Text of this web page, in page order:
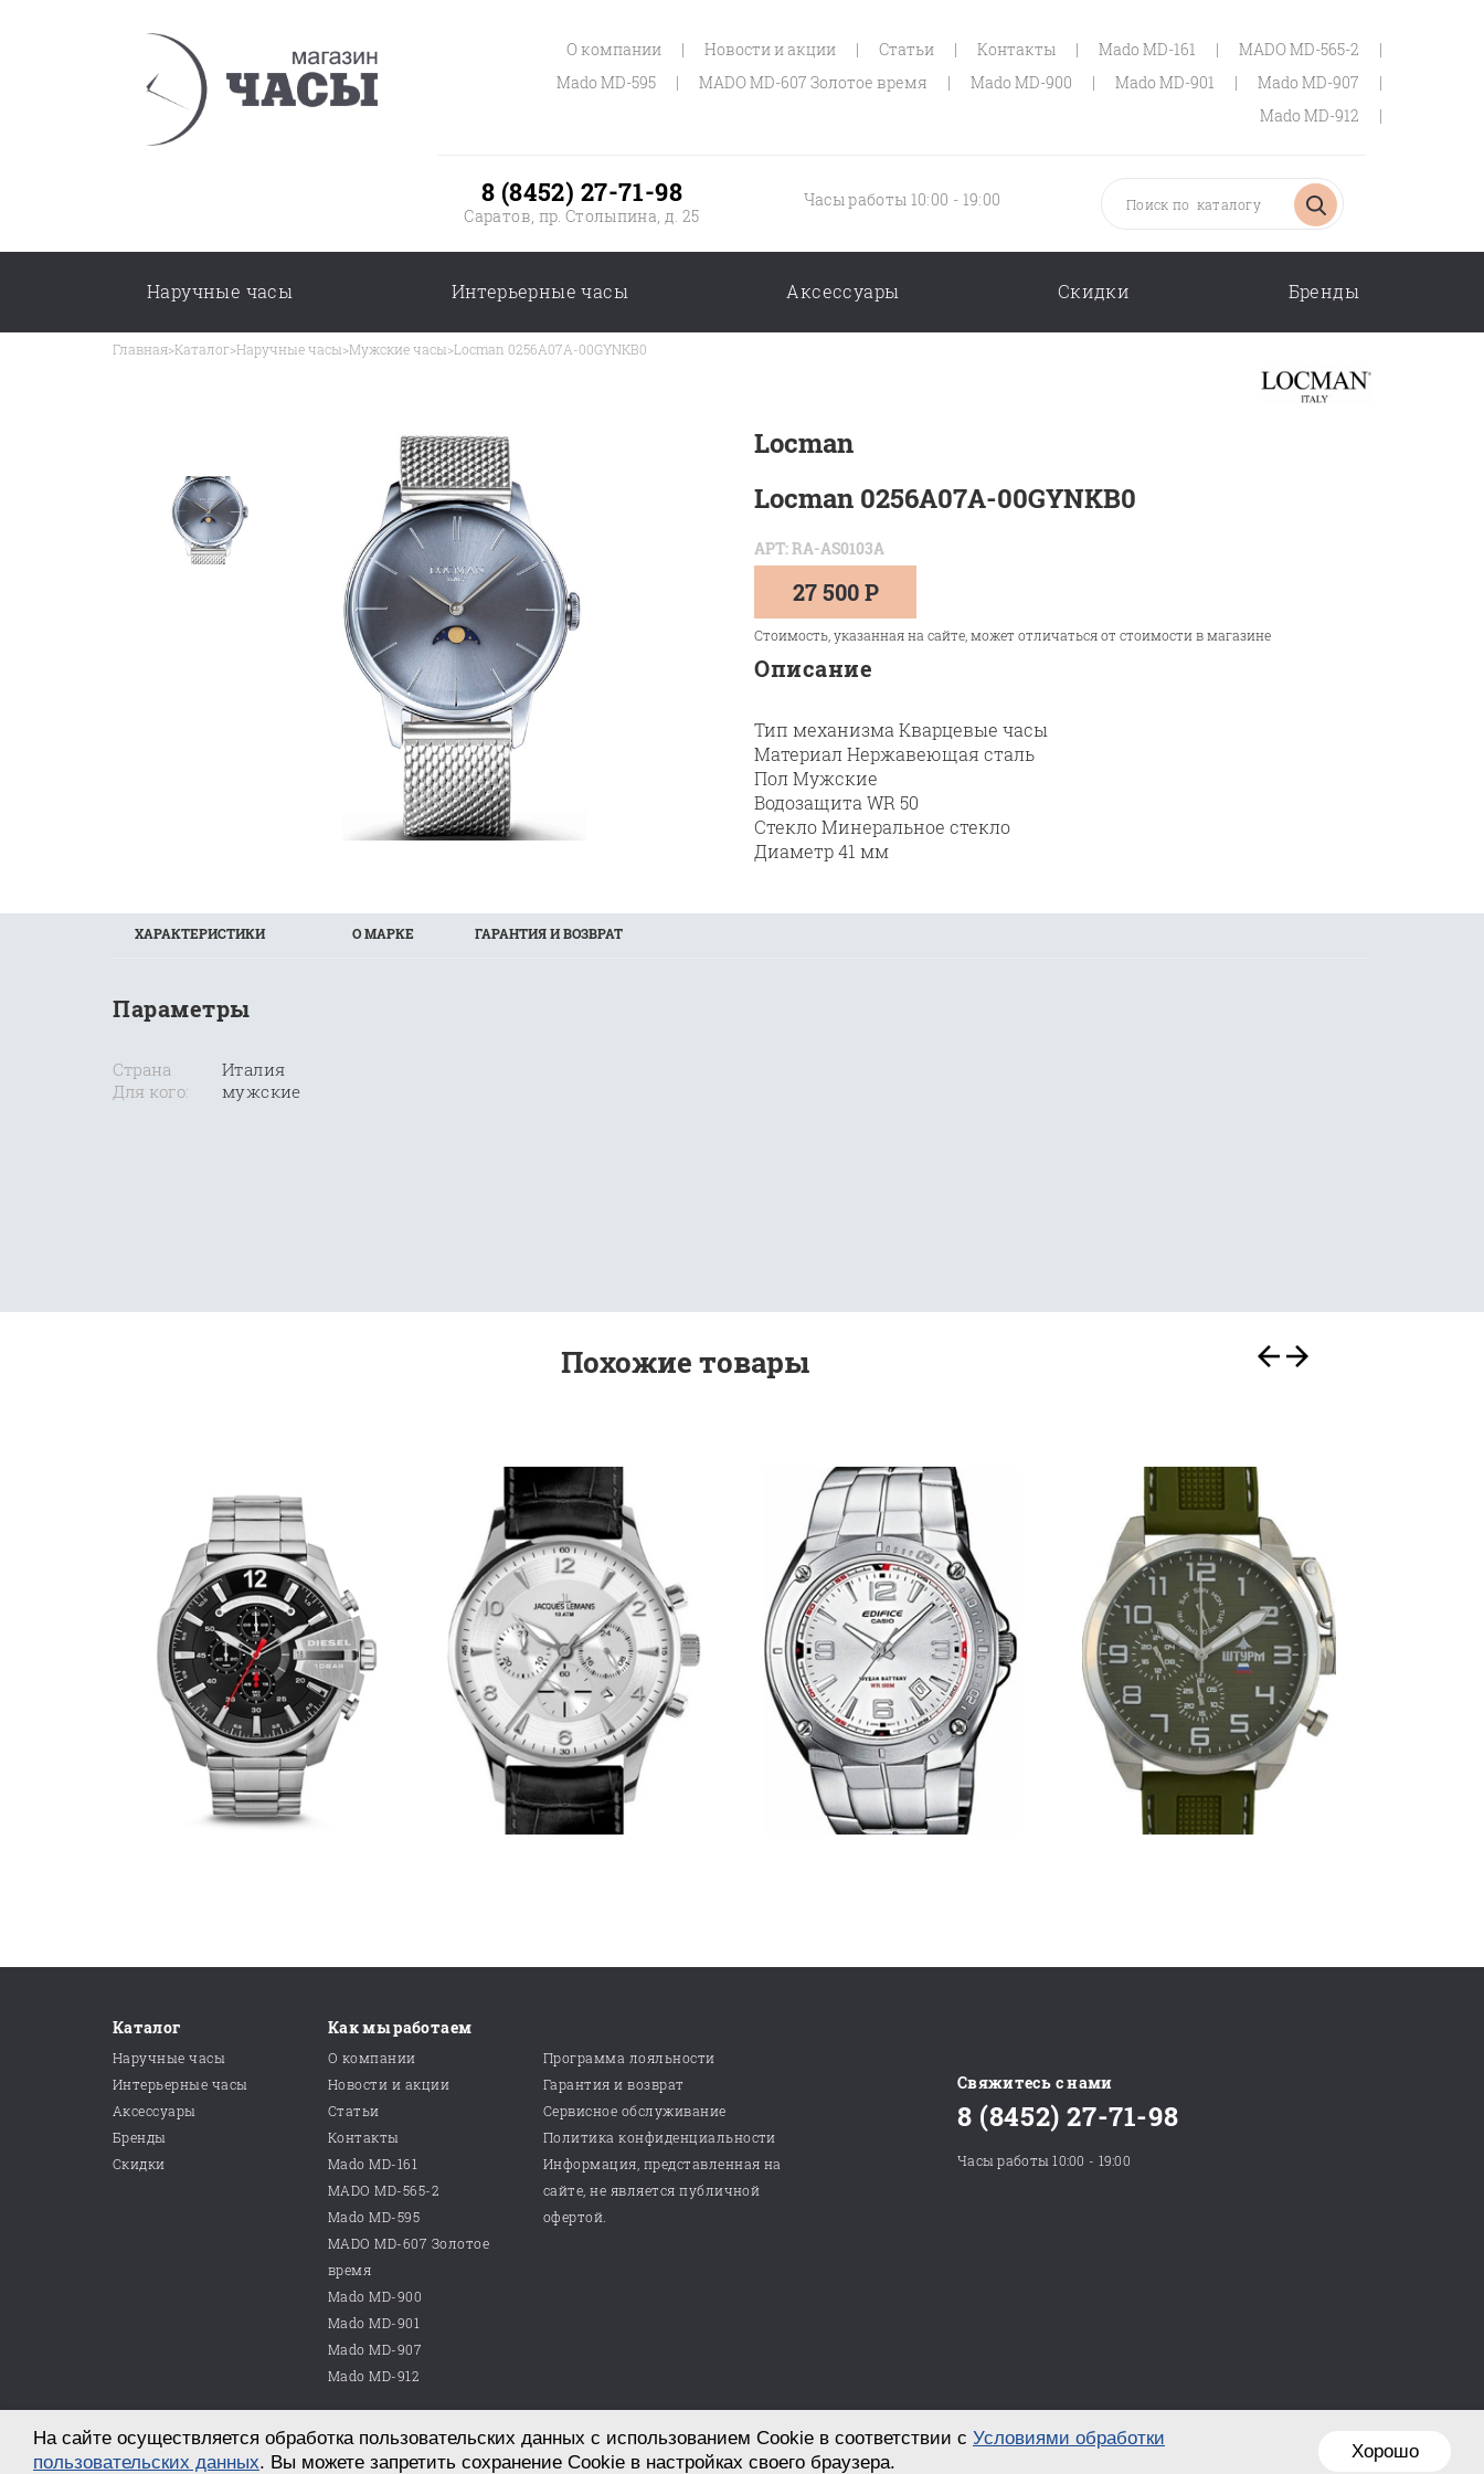
О компании | Новости и акции | Статьи | Контакты | Mado MD-161 | MADO MD-565-2
|
Mado MD-595
| MADO MD-607 Золотое время | Mado MD-900 | Mado MD-901 | Mado MD-907
|
Mado MD-912
|
8 (8452) 27-71-98
Саратов, пр. Столыпина, д. 25
Часы работы 10:00 - 19:00
Наручные часы Интерьерные часы Аксессуары Скидки Бренды
Главная>Каталог>Наручные часы>Мужские часы>Locman 0256A07A-00GYNKB0
Locman
Locman 0256A07A-00GYNKB0
АРТ: RA-AS0103A
27 500 Р
Стоимость, указанная на сайте, может отличаться от стоимости в магазине
Описание
Тип механизма Кварцевые часы
Материал Нержавеющая сталь
Пол Мужские
Водозащита WR 50
Стекло Минеральное стекло
Диаметр 41 мм
ХАРАКТЕРИСТИКИ О МАРКЕ ГАРАНТИЯ И ВОЗВРАТ
Параметры
Страна
Для кого:
Италия
мужские
Похожие товары
Каталог
Наручные часы
Интерьерные часы
Аксессуары
Бренды
Скидки
Как мы работаем
О компании
Новости и акции
Статьи
Контакты
Mado MD-161
MADO MD-565-2
Mado MD-595
MADO MD-607 Золотое
время
Mado MD-900
Mado MD-901
Mado MD-907
Mado MD-912
Программа лояльности
Гарантия и возврат
Сервисное обслуживание
Политика конфиденциальности
Информация, представленная на
сайте, не является публичной
офертой.
Свяжитесь с нами
8 (8452) 27-71-98
Часы работы 10:00 - 19:00
© 2026 ООО «Магазин часов №10»
г. Саратов, пр. им. Петра Столыпина, д. 25
Разработка сайта в студии «СТРОИМ САЙТ!» Хорошо
На сайте осуществляется обработка пользовательских данных с использованием Cookie в соответствии с Условиями обработки
пользовательских данных. Вы можете запретить сохранение Cookie в настройках своего браузера.